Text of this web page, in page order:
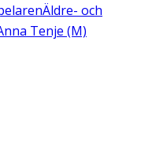
Äldre- och
Tenje (M)